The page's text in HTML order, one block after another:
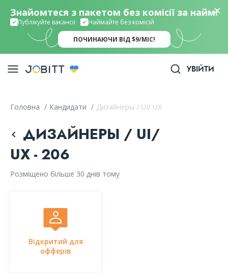
Знайомтеся з пакетом без комісії за найм!
Публікуйте вакансії Наймайте без комісій
ПОЧИНАЮЧИ ВІД $9/МІС!
УВІЙТИ
Головна / Кандидати / Дизайнеры / UI/ UX
ДИЗАЙНЕРЫ / UI/
UX - 206
Розміщено більше 30 днів тому
Відкритий для
офферів